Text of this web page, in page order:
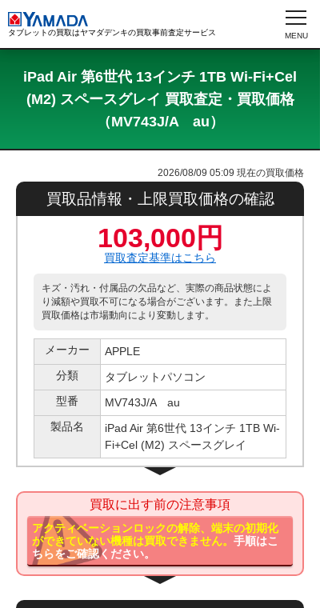
タブレットの買取はヤマダデンキの買取事前査定サービス
iPad Air 第6世代 13インチ 1TB Wi-Fi+Cel
(M2) スペースグレイ 買取査定・買取価格
（MV743J/A au）
2026/08/09 05:09 現在の買取価格
買取品情報・上限買取価格の確認
103,000円
買取査定基準はこちら
キズ・汚れ・付属品の欠品など、実際の商品状態によ
り減額や買取不可になる場合がございます。また上限
買取価格は市場動向により変動します。
メーカー
APPLE
分類
タブレットパソコン
型番
MV743J/A au
製品名
iPad Air 第6世代 13インチ 1TB Wi-
Fi+Cel (M2) スペースグレイ
買取に出す前の注意事項
アクティベーションロックの解除、端末の初期化
ができていない機種は買取できません。手順はこ
ちらをご確認ください。